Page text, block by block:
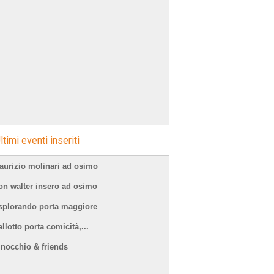
eventi inseriti
molinari ad osimo
walter insero ad osimo
porta maggiore
porta comicità,...
& friends